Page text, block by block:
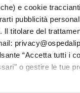
e cookie
pubblicità
titolare del
“Accetta tutti i
o gestire le tue